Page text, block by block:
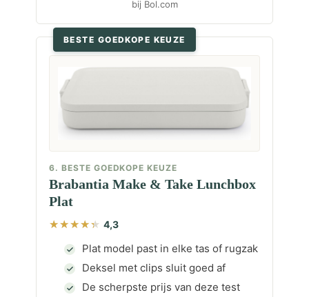
bij Bol.com
BESTE GOEDKOPE KEUZE
6. BESTE GOEDKOPE KEUZE
Brabantia Make & Take Lunchbox
Plat
4,3
Plat model past in elke tas of rugzak
Deksel met clips sluit goed af
De scherpste prijs van deze test